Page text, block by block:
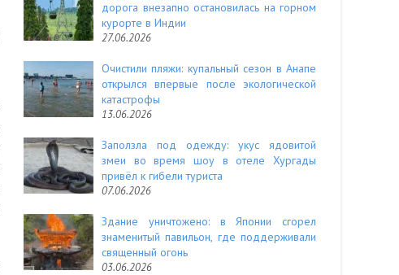
дорога внезапно остановилась на горном
курорте в Индии
27.06.2026
Очистили пляжи: купальный сезон в Анапе
открылся впервые после экологической
катастрофы
13.06.2026
Заползла под одежду: укус ядовитой
змеи во время шоу в отеле Хургады
привёл к гибели туриста
07.06.2026
Здание уничтожено: в Японии сгорел
знаменитый павильон, где поддерживали
священный огонь
03.06.2026